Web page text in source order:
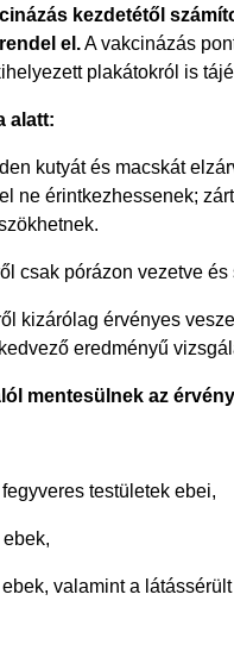
kezdetétől
el.A vakcinázás
plakátokról is
alatt:
kutyát és macskát
ne érintkezhessenek;
csak pórázon vezetve
kizárólag érvényes
eredményű
mentesülnek az
testületek ebei,
valamint a